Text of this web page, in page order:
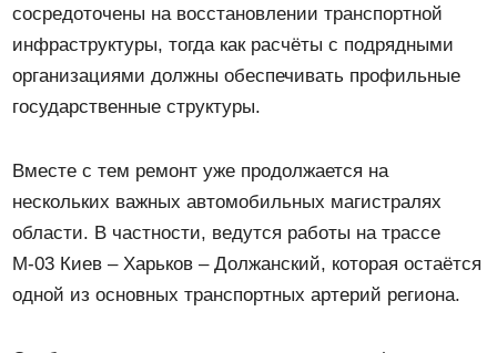
сосредоточены на восстановлении транспортной
инфраструктуры, тогда как расчёты с подрядными
организациями должны обеспечивать профильные
государственные структуры.
Вместе с тем ремонт уже продолжается на
нескольких важных автомобильных магистралях
области. В частности, ведутся работы на трассе
М-03 Киев – Харьков – Должанский, которая остаётся
одной из основных транспортных артерий региона.